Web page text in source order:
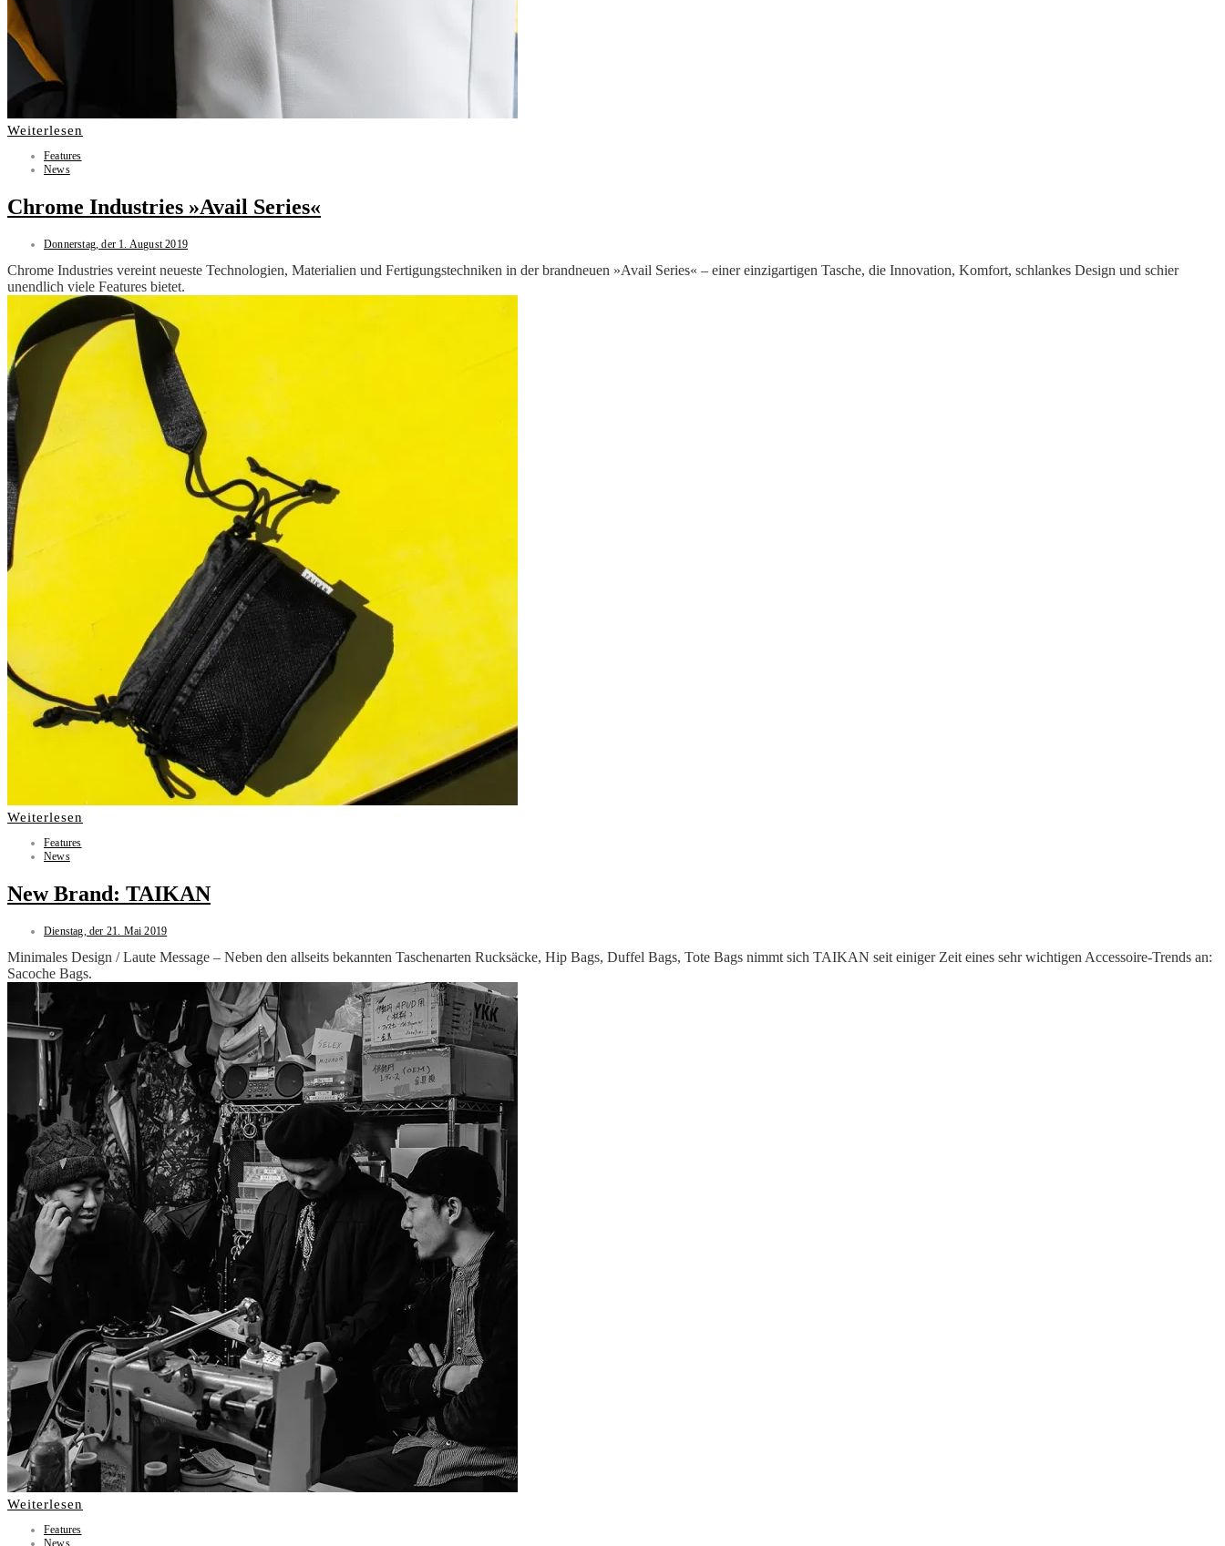
Weiterlesen
Features
News
Chrome Industries »Avail Series«
Donnerstag, der 1. August 2019
Chrome Industries vereint neueste Technologien, Materialien und Fertigungstechniken in der brandneuen »Avail Series« – einer einzigartigen Tasche, die Innovation, Komfort, schlankes Design und schier
unendlich viele Features bietet.
Weiterlesen
Features
News
New Brand: TAIKAN
Dienstag, der 21. Mai 2019
Minimales Design / Laute Message – Neben den allseits bekannten Taschenarten Rucksäcke, Hip Bags, Duffel Bags, Tote Bags nimmt sich TAIKAN seit einiger Zeit eines sehr wichtigen Accessoire-Trends an:
Sacoche Bags.
Weiterlesen
Features
News